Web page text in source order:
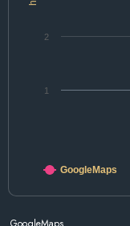
1
2
GoogleMaps